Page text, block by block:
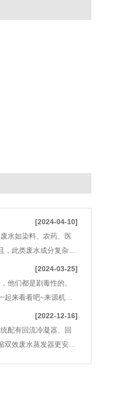
[2024-04-10]
水如染料、农药、医
此类废水成分复杂，
进酶反应，维持膜平衡
[2024-03-25]
他们都是剧毒性的。
来看看吧~来源机械
害重金属不能被生物降
[2022-12-16]
配有回流冷凝器、回
双效废水蒸发器更安